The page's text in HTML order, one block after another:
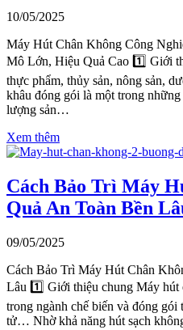
10/05/2025
Máy Hút Chân Không Công
Mô Lớn, Hiệu Quả Cao 1️⃣ Giới
thực phẩm, thủy sản, nông sản,
khâu đóng gói là một trong
lượng sản…
Xem thêm
Cách Bảo Trì Máy
Quả An Toàn Bền
09/05/2025
Cách Bảo Trì Máy Hút Chân
Lâu 1️⃣ Giới thiệu chung Máy hút
trong ngành chế biến và đóng
tử… Nhờ khả năng hút sạch